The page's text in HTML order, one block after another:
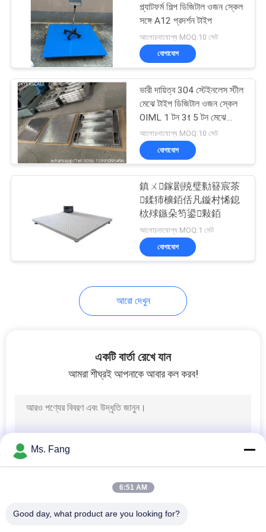
প্ল্যাটফর্ম শিল্প ডিজিটাল ওজন স্কেল
সঙ্গে A12 প্রদর্শন টাইপ
আলোচনাযোগ্য MOQ:10 সেট
যোগাযোগ
ভারী দায়িত্ব 304 স্টেইনলেস স্টীল
মেঝে টাইপ ডিজিটাল ওজন স্কেল
OIML 1 টন 3t 5 টন মেঝে
স্কেল
আলোচনাযোগ্য MOQ:10 সেট
যোগাযোগ
鎮ㄨ鎵剧殑璧勬簮宸茶
鍒犻櫎銆佸凡鏇村悕鎴
栨殏鏃朵笉鍙敤銆
আলোচনাযোগ্য MOQ:1 সেট
যোগাযোগ
আরো দেখুন
একটি বার্তা রেখে যান
আমরা শীঘ্রই আপনাকে আবার কল করব!
Ms. Fang
6:51 AM
Good day, what product are you looking for?